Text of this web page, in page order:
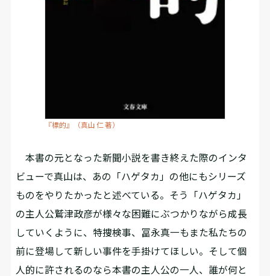
『標的』（真山 仁 著）
本書の元となった新聞小説を書き終えた際のインタ
ビューで真山は、あの「ハゲタカ」の他にもシリーズ
ものをやりたかったと述べている。そう「ハゲタカ」
の主人公鷲津政彦が様々な困難にぶつかりながら成長
していくように、特捜検事、冨永真一もまた私たちの
前に登場して新しい事件を手掛けてほしい。そして個
人的に許されるのなら本書の主人公の一人、誰が何と